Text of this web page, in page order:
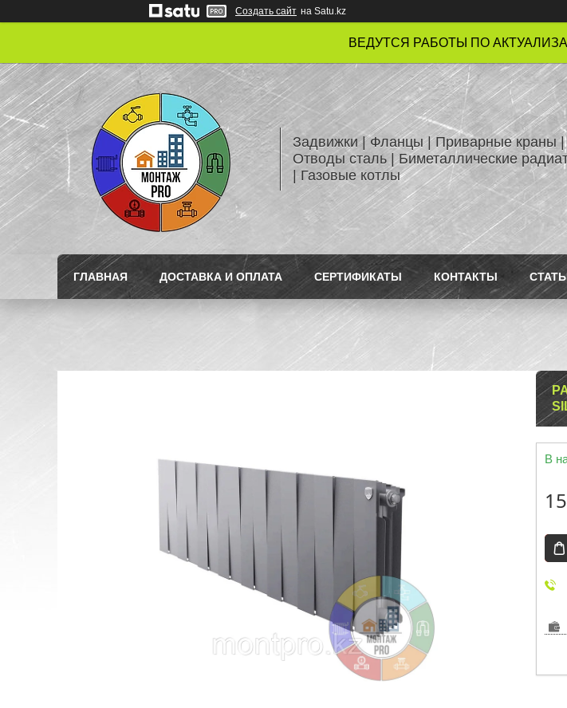
Создать сайт на Satu.kz
ВЕДУТСЯ РАБОТЫ ПО
Задвижки | Фланцы | Приварные краны |
Отводы сталь | Биметаллические
| Газовые котлы
ГЛАВНАЯ ДОСТАВКА И ОПЛАТА СЕРТИФИКАТЫ КОНТАКТЫ
В